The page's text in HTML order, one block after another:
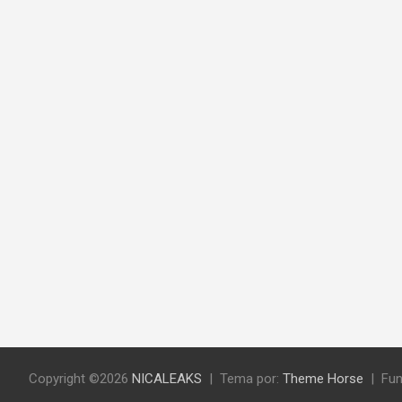
Copyright ©2026 NICALEAKS Tema por: Theme Horse